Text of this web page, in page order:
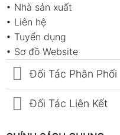
• Nhà sản xuất
• Liên hệ
• Tuyển dụng
• Sơ đồ Website
Đối Tác Phân Phối
Đối Tác Liên Kết